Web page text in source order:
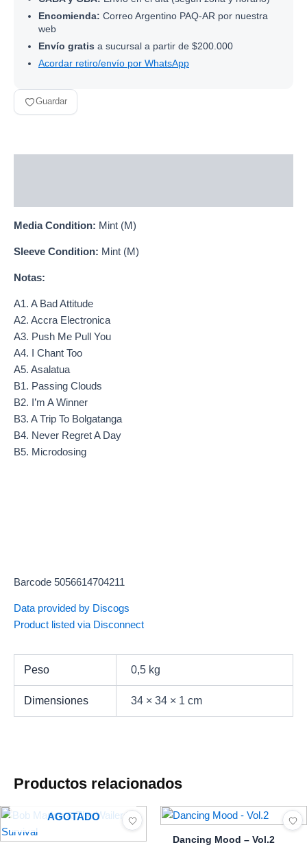
Encomienda: Correo Argentino PAQ-AR por nuestra
web
Envío gratis a sucursal a partir de $200.000
Acordar retiro/envío por WhatsApp
Guardar
Media Condition: Mint (M)
Sleeve Condition: Mint (M)
Notas:
A1. A Bad Attitude
A2. Accra Electronica
A3. Push Me Pull You
A4. I Chant Too
A5. Asalatua
B1. Passing Clouds
B2. I’m A Winner
B3. A Trip To Bolgatanga
B4. Never Regret A Day
B5. Microdosing
Barcode 5056614704211
Data provided by Discogs
Product listed via Disconnect
Peso 0,5 kg
Dimensiones 34 × 34 × 1 cm
Productos relacionados
AGOTADO
Dancing Mood – Vol.2